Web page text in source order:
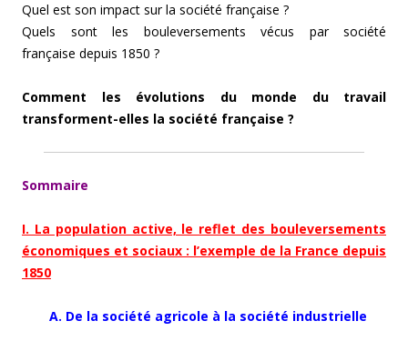
Quel est son impact sur la société française ?
Quels sont les bouleversements vécus par société
française depuis 1850 ?
Comment les évolutions du monde du travail
transforment-elles la société française ?
Sommaire
I. La population active, le reflet des bouleversements
économiques et sociaux : l’exemple de la France depuis
1850
A. De la société agricole à la société industrielle